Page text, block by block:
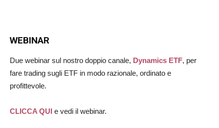
WEBINAR
Due webinar sul nostro doppio canale, Dynamics ETF, per
fare trading sugli ETF in modo razionale, ordinato e
profittevole.
CLICCA QUI e vedi il webinar.